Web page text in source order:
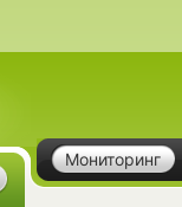
Мониторинг